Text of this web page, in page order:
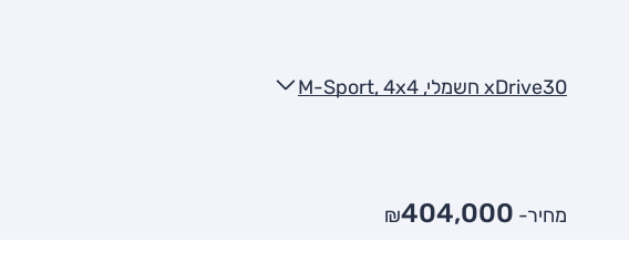
xDrive30 חשמלי, M-Sport, 4x4
מחיר- ₪ 404,000